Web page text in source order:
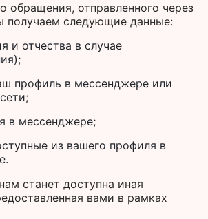
обращения, отправленного через
получаем следующие данные:
и отчества в случае
профиль в мессенджере или
в мессенджере;
из вашего профиля в
станет доступна иная
вами в рамках